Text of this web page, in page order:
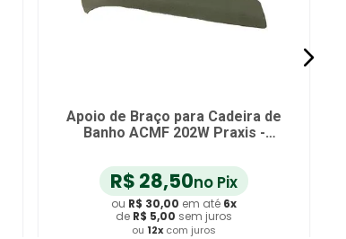
Apoio de Braço para Cadeira de
Banho ACMF 202W Praxis -
R$ 28,50no Pix
ou R$ 30,00 em até 6x
de R$ 5,00 sem juros
ou 12x com juros